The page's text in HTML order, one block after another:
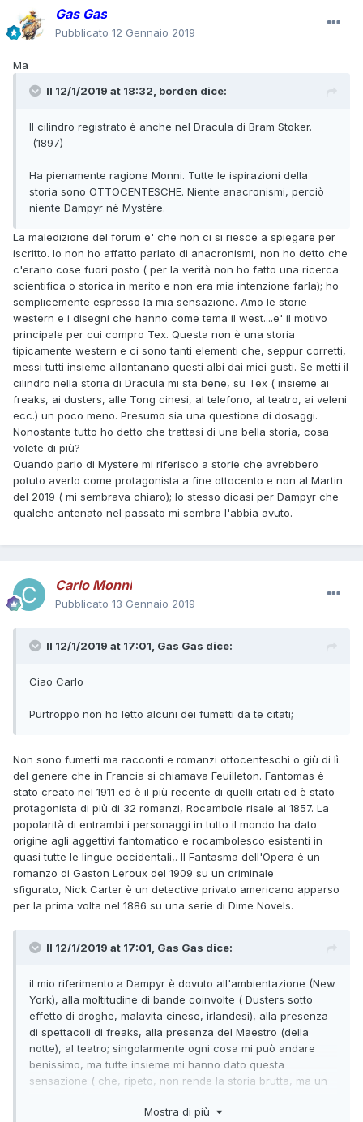
Gas Gas
Pubblicato 12 Gennaio 2019
Ma
Il 12/1/2019 at 18:32, borden dice:
Il cilindro registrato è anche nel Dracula di Bram Stoker.
(1897)
Ha pienamente ragione Monni. Tutte le ispirazioni della
storia sono OTTOCENTESCHE. Niente anacronismi, perciò
niente Dampyr nè Mystére.
La maledizione del forum e' che non ci si riesce a spiegare per
iscritto. Io non ho affatto parlato di anacronismi, non ho detto che
c'erano cose fuori posto ( per la verità non ho fatto una ricerca
scientifica o storica in merito e non era mia intenzione farla); ho
semplicemente espresso la mia sensazione. Amo le storie
western e i disegni che hanno come tema il west....e' il motivo
principale per cui compro Tex. Questa non è una storia
tipicamente western e ci sono tanti elementi che, seppur corretti,
messi tutti insieme allontanano questi albi dai miei gusti. Se metti il
cilindro nella storia di Dracula mi sta bene, su Tex ( insieme ai
freaks, ai dusters, alle Tong cinesi, al telefono, al teatro, ai veleni
ecc.) un poco meno. Presumo sia una questione di dosaggi.
Nonostante tutto ho detto che trattasi di una bella storia, cosa
volete di più?
Quando parlo di Mystere mi riferisco a storie che avrebbero
potuto averlo come protagonista a fine ottocento e non al Martin
del 2019 ( mi sembrava chiaro); lo stesso dicasi per Dampyr che
qualche antenato nel passato mi sembra l'abbia avuto.
Carlo Monni
Pubblicato 13 Gennaio 2019
Il 12/1/2019 at 17:01, Gas Gas dice:
Ciao Carlo
Purtroppo non ho letto alcuni dei fumetti da te citati;
Non sono fumetti ma racconti e romanzi ottocenteschi o giù di lì.
del genere che in Francia si chiamava Feuilleton. Fantomas è
stato creato nel 1911 ed è il più recente di quelli citati ed è stato
protagonista di più di 32 romanzi, Rocambole risale al 1857. La
popolarità di entrambi i personaggi in tutto il mondo ha dato
origine agli aggettivi fantomatico e rocambolesco esistenti in
quasi tutte le lingue occidentali,. Il Fantasma dell'Opera è un
romanzo di Gaston Leroux del 1909 su un criminale
sfigurato, Nick Carter è un detective privato americano apparso
per la prima volta nel 1886 su una serie di Dime Novels.
Il 12/1/2019 at 17:01, Gas Gas dice:
il mio riferimento a Dampyr è dovuto all'ambientazione (New
York), alla moltitudine di bande coinvolte ( Dusters sotto
effetto di droghe, malavita cinese, irlandesi), alla presenza
di spettacoli di freaks, alla presenza del Maestro (della
notte), al teatro; singolarmente ogni cosa mi può andare
benissimo, ma tutte insieme mi hanno dato questa
sensazione ( che, ripeto, non rende la storia brutta, ma un
Mostra di più